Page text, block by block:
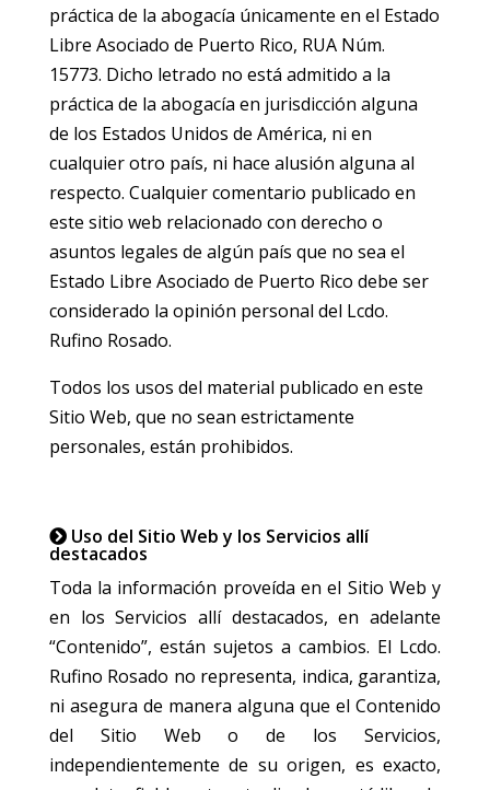
práctica de la abogacía únicamente en el Estado
Libre Asociado de Puerto Rico, RUA Núm.
15773. Dicho letrado no está admitido a la
práctica de la abogacía en jurisdicción alguna
de los Estados Unidos de América, ni en
cualquier otro país, ni hace alusión alguna al
respecto. Cualquier comentario publicado en
este sitio web relacionado con derecho o
asuntos legales de algún país que no sea el
Estado Libre Asociado de Puerto Rico debe ser
considerado la opinión personal del Lcdo.
Rufino Rosado.
Todos los usos del material publicado en este
Sitio Web, que no sean estrictamente
personales, están prohibidos.
Uso del Sitio Web y los Servicios allí
destacados
Toda la información proveída en el Sitio Web y
en los Servicios allí destacados, en adelante
“Contenido”, están sujetos a cambios. El Lcdo.
Rufino Rosado no representa, indica, garantiza,
ni asegura de manera alguna que el Contenido
del Sitio Web o de los Servicios,
independientemente de su origen, es exacto,